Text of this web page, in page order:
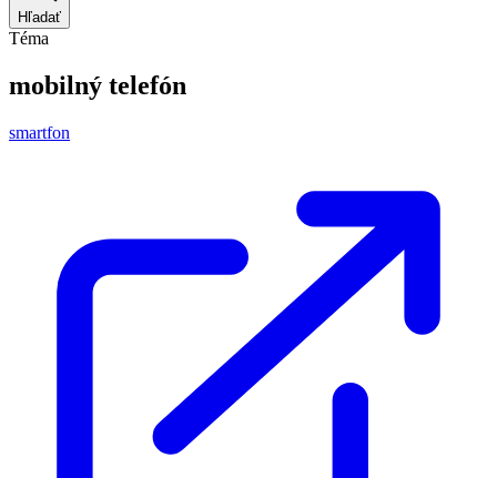
Hľadať
Téma
mobilný telefón
smartfon